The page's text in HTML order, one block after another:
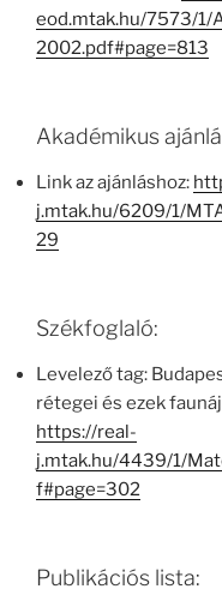
eod.mtak.hu/7573/1/
2002.pdf#page=813
Akadémikus
Link az ajánláshoz:
j.mtak.hu/6209/1/
29
Székfoglaló:
Levelező tag:
rétegei és ezek
https://real-
j.mtak.hu/4439/1/
f#page=302
Publikációs lista: